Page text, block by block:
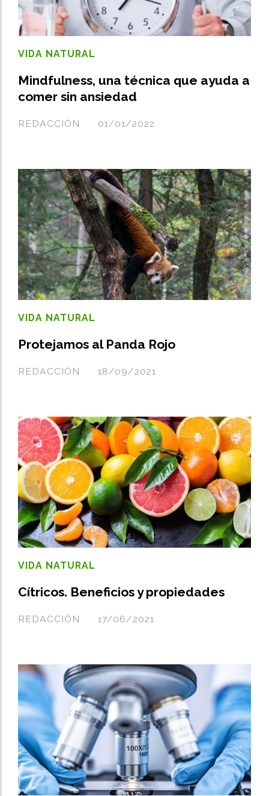
Mindfulness, una técnica que ayuda a
comer sin ansiedad
REDACCIÓN
VIDA NATURAL
01/01/2022
Protejamos al Panda Rojo
REDACCIÓN
VIDA NATURAL
18/09/2021
Cítricos. Beneficios y propiedades
REDACCIÓN
VIDA NATURAL
17/06/2021